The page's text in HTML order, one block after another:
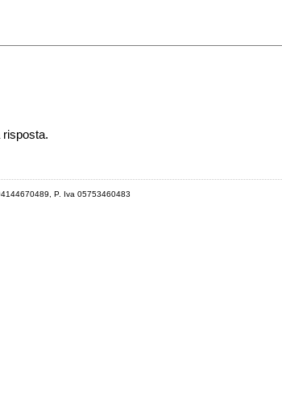
risposta.
P. Iva 05753460483